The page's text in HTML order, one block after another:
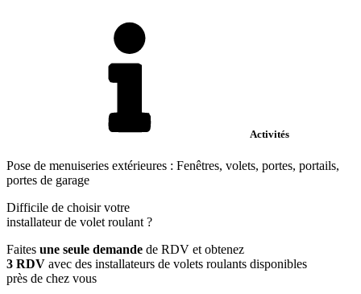
Activités
Pose de menuiseries extérieures : Fenêtres, volets, portes, portails,
portes de garage
Difficile de choisir votre
installateur de volet roulant?
Faites une seule demande de RDV et obtenez
3 RDV avec des installateurs de volets roulants disponibles
près de chez vous